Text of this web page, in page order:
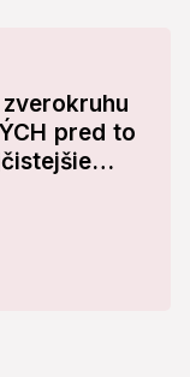
pred to